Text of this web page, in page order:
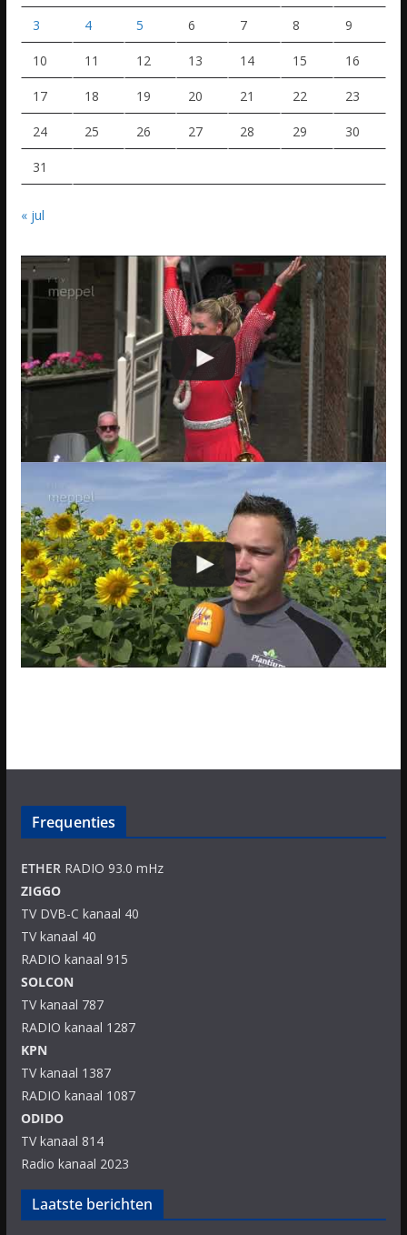
3 4 5 6 7 8 9
10 11 12 13 14 15 16
17 18 19 20 21 22 23
24 25 26 27 28 29 30
31
« jul
Frequenties
ETHERRADIO 93.0 mHz
ZIGGO
TV DVB-C kanaal 40
TV kanaal 40
RADIO kanaal 915
SOLCON
TV kanaal 787
RADIO kanaal 1287
KPN
TV kanaal 1387
RADIO kanaal 1087
ODIDO
TV kanaal 814
Radio kanaal 2023
Laatste berichten